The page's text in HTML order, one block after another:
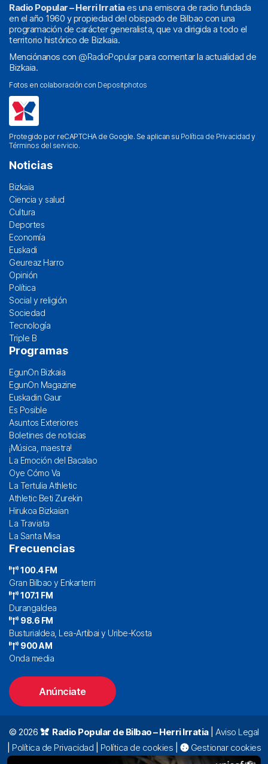
Radio Popular – Herri Irratiaes una emisora de radio fundada
en el año 1960 y propiedad del obispado de Bilbao con una
programación de carácter generalista, que va dirigida a todo el
territorio histórico de Bizkaia.
Menciónanos con @RadioPopularpara comentar la actualidad de
Bizkaia.
Fotos en colaboración con Depositphotos
Protegido por reCAPTCHA de Google. Se aplican su Política de Privacidad y
Términos del servicio.
Noticias
Bizkaia
Ciencia y salud
Cultura
Deportes
Economía
Euskadi
Geureaz Harro
Opinión
Política
Social y religión
Sociedad
Tecnología
Triple B
Programas
EgunOn Bizkaia
EgunOn Magazine
Euskadin Gaur
Es Posible
Asuntos Exteriores
Boletines de noticias
¡Música, maestra!
La Emoción del Bacalao
Oye Cómo Va
La Tertulia Athletic
Athletic Beti Zurekin
Hirukoa Bizkaian
La Traviata
La Santa Misa
Frecuencias
100.4 FM
Gran Bilbao y Enkarterri
107.1 FM
Durangaldea
98.6 FM
Busturialdea, Lea-Artibai y Uribe-Kosta
900 AM
Onda media
Anúnciate
© 2026 Radio Popular de Bilbao – Herri Irratia| Aviso Legal
Política de Privacidad Política de cookies
Gestionar cookies